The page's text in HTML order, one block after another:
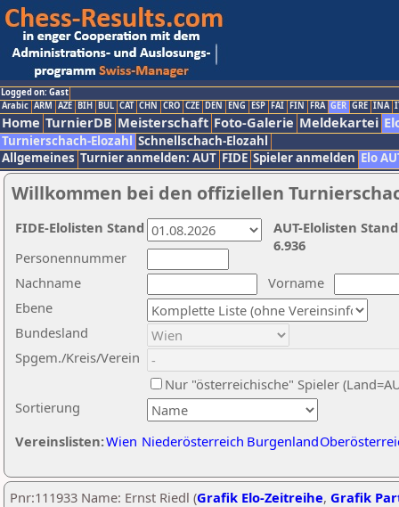
Logged on: Gast
Arabic ARM AZE BIH BUL CAT CHN CRO CZE DEN ENG ESP FAI FIN FRA GER GRE INA
Home TurnierDB Meisterschaft Foto-Galerie Meldekartei
Turnierschach-Elozahl Schnellschach-Elozahl
Allgemeines Turnier anmelden: AUT FIDE Spieler anmelden Elo
Willkommen bei den offiziellen
Nachname
Vorname
Ebene
Sortierung
Personennummer
Bundesland
Spgem./Kreis/Verein
Nur "österreichische" Spieler
Vereinslisten:Wien Niederösterreich Burgenland
AUT-Elolisten
6.936
FIDE-Elolisten Stand
Pnr:111933 Name: Ernst Riedl (Grafik Elo-Zeitreihe, Grafik